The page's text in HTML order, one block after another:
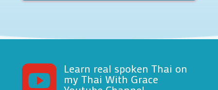
 Learn real spoken Thai on
my Thai With Grace